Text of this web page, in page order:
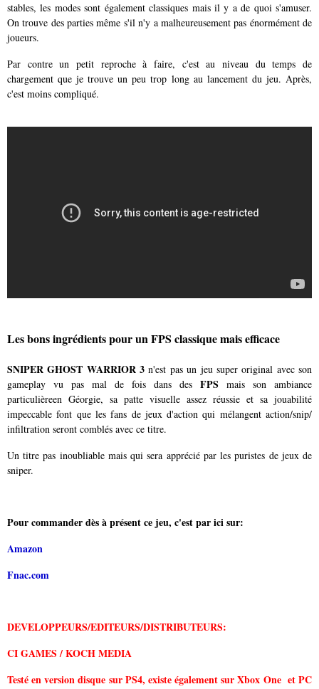
stables, les modes sont également classiques mais il y a de quoi s'amuser.
On trouve des parties même s'il n'y a malheureusement pas énormément de
joueurs.
Par contre un petit reproche à faire, c'est au niveau du temps de
chargement que je trouve un peu trop long au lancement du jeu. Après,
c'est moins compliqué.
Les bons ingrédients pour un FPS classique mais efficace
SNIPER GHOST WARRIOR 3 n'est pas un jeu super original avec son
gameplay vu pas mal de fois dans des FPS mais son ambiance
particulièreen Géorgie, sa patte visuelle assez réussie et sa jouabilité
impeccable font que les fans de jeux d'action qui mélangent action/snip/
infiltration seront comblés avec ce titre.
Un titre pas inoubliable mais qui sera apprécié par les puristes de jeux de
sniper.
Pour commander dès à présent ce jeu, c'est par ici sur:
Amazon
Fnac.com
DEVELOPPEURS/EDITEURS/DISTRIBUTEURS:
CI GAMES / KOCH MEDIA
Testé en version disque sur PS4, existe également sur Xbox One et PC